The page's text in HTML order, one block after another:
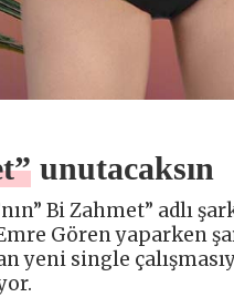
unutacaksın
Bi Zahmet” adlı
Gören yaparken
yeni single